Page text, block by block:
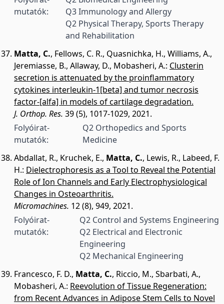
mutatók:
Q3 Immunology and Allergy
Q2 Physical Therapy, Sports Therapy
and Rehabilitation
Matta, C., Fellows, C. R., Quasnichka, H., Williams, A.,
Jeremiasse, B., Allaway, D., Mobasheri, A.: Clusterin
secretion is attenuated by the proinflammatory
cytokines interleukin-1[beta] and tumor necrosis
factor-[alfa] in models of cartilage degradation.
J. Orthop. Res. 39 (5), 1017-1029, 2021.
Folyóirat-
mutatók:
Q2 Orthopedics and Sports
Medicine
Abdallat, R., Kruchek, E., Matta, C., Lewis, R., Labeed, F.
H.: Dielectrophoresis as a Tool to Reveal the Potential
Role of Ion Channels and Early Electrophysiological
Changes in Osteoarthritis.
Micromachines. 12 (8), 949, 2021.
Folyóirat-
mutatók:
Q2 Control and Systems Engineering
Q2 Electrical and Electronic
Engineering
Q2 Mechanical Engineering
Francesco, F. D., Matta, C., Riccio, M., Sbarbati, A.,
Mobasheri, A.: Reevolution of Tissue Regeneration:
from Recent Advances in Adipose Stem Cells to Novel